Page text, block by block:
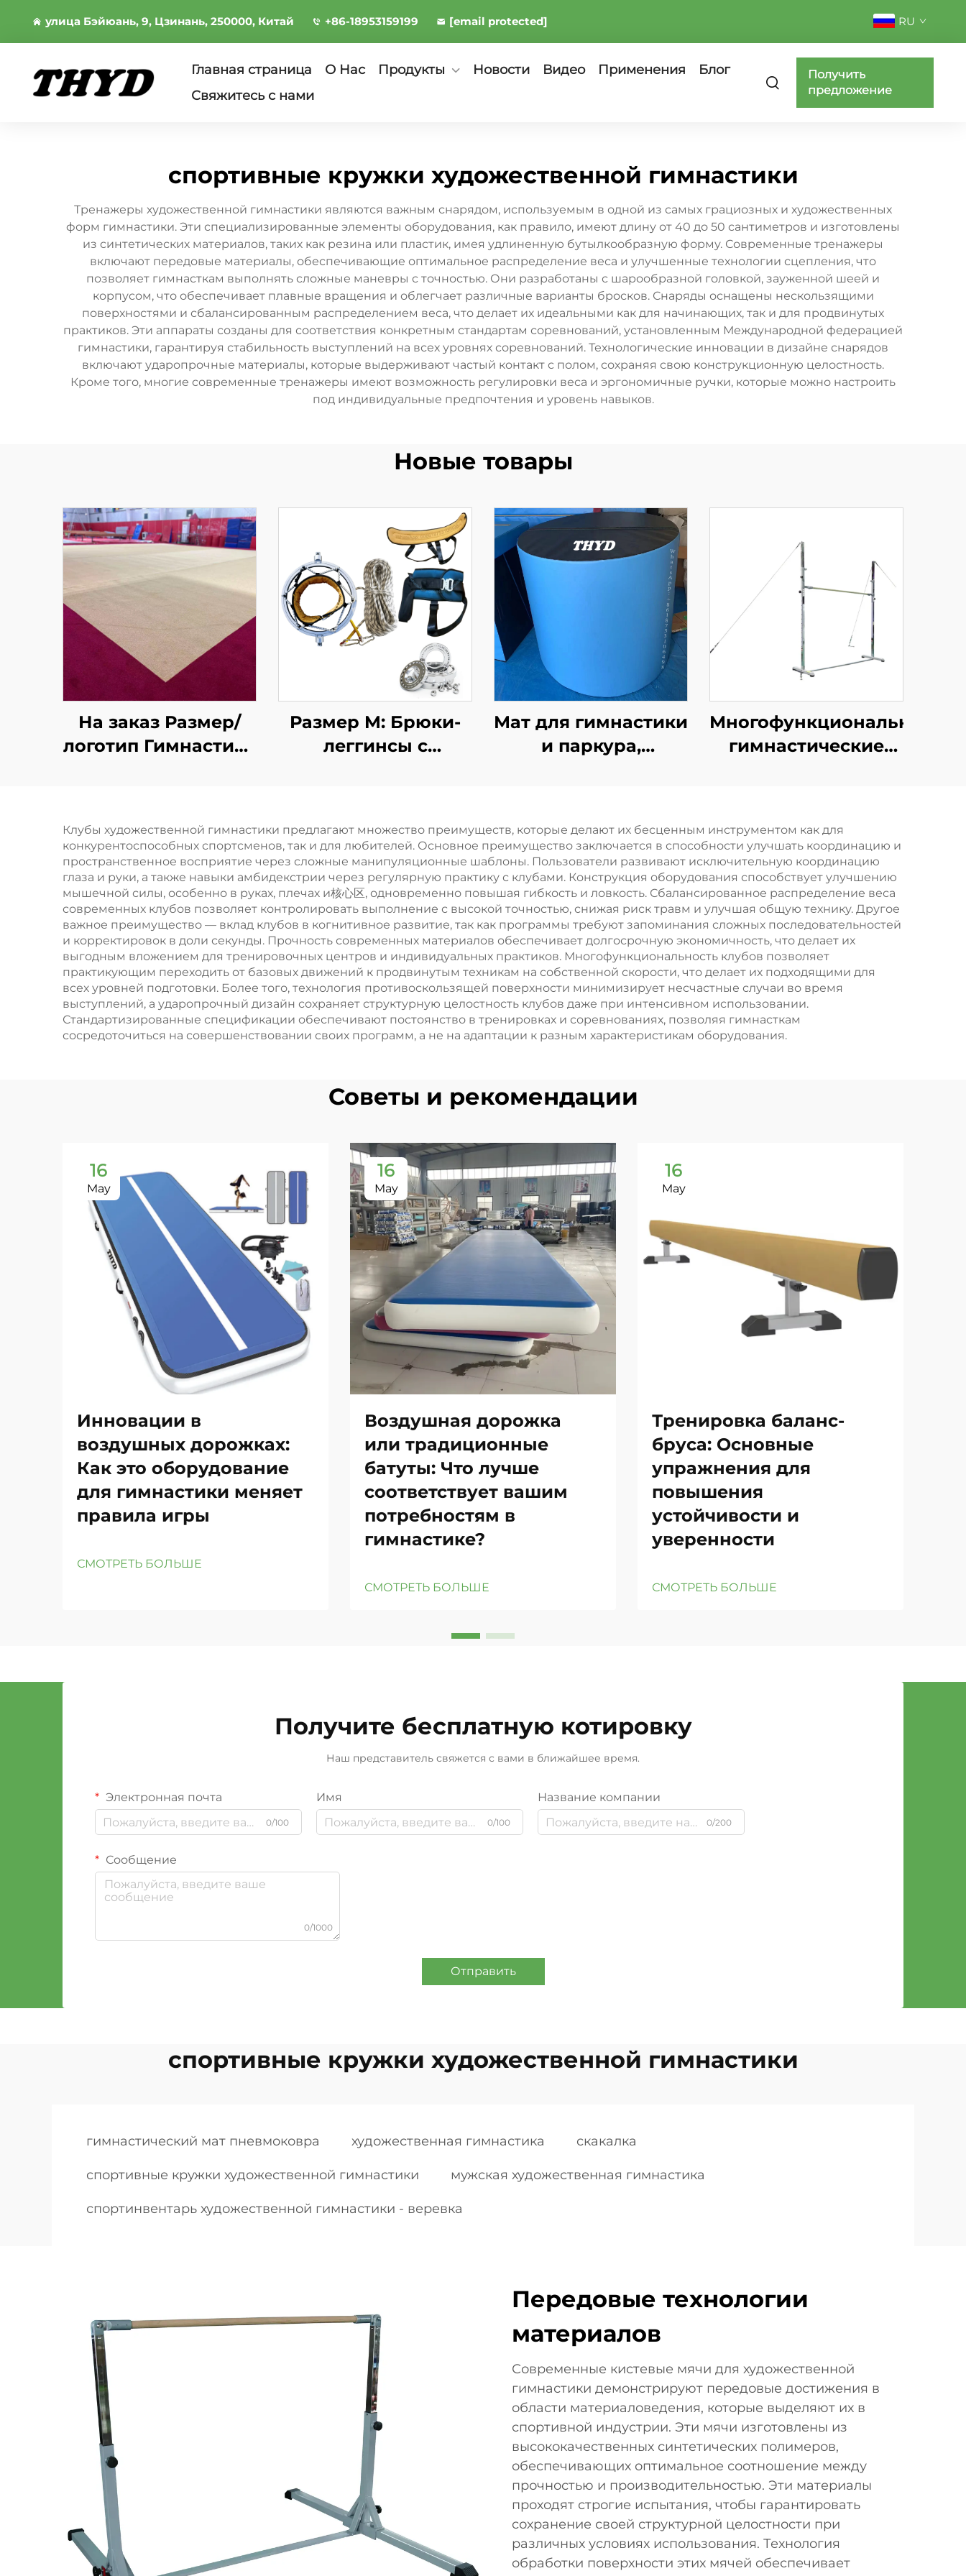
улица Бэйюань, 9, Цзинань, 250000, Китай +86-18953159199 [email protected] RU
Главная страница О Нас Продукты Новости Видео Применения
Блог
Свяжитесь с нами
Получить
предложение
спортивные кружки художественной гимнастики
Тренажеры художественной гимнастики являются важным снарядом, используемым в одной из самых грациозных и художественных
форм гимнастики. Эти специализированные элементы оборудования, как правило, имеют длину от 40 до 50 сантиметров и изготовлены
из синтетических материалов, таких как резина или пластик, имея удлиненную бутылкообразную форму. Современные тренажеры
включают передовые материалы, обеспечивающие оптимальное распределение веса и улучшенные технологии сцепления, что
позволяет гимнасткам выполнять сложные маневры с точностью. Они разработаны с шарообразной головкой, зауженной шеей и
корпусом, что обеспечивает плавные вращения и облегчает различные варианты бросков. Снаряды оснащены нескользящими
поверхностями и сбалансированным распределением веса, что делает их идеальными как для начинающих, так и для продвинутых
практиков. Эти аппараты созданы для соответствия конкретным стандартам соревнований, установленным Международной федерацией
гимнастики, гарантируя стабильность выступлений на всех уровнях соревнований. Технологические инновации в дизайне снарядов
включают ударопрочные материалы, которые выдерживают частый контакт с полом, сохраняя свою конструкционную целостность.
Кроме того, многие современные тренажеры имеют возможность регулировки веса и эргономичные ручки, которые можно настроить
под индивидуальные предпочтения и уровень навыков.
Новые товары
На заказ Размер/
логотип Гимнастика
Опрокидывание
Пружинный Пол
Размер M: Брюки-
леггинсы с
гимнастического
пояса для
кувырков,
трampолина,
прыжков в воду,
резинки и
акробатики
Мат для гимнастики
и паркура,
цилиндр для
детских
спортивных игр и
развлечений
Многофункциональные
гимнастические
асимметричных
брусьях
Спортивное
оборудование
Клубы художественной гимнастики предлагают множество преимуществ, которые делают их бесценным инструментом как для
конкурентоспособных спортсменов, так и для любителей. Основное преимущество заключается в способности улучшать координацию и
пространственное восприятие через сложные манипуляционные шаблоны. Пользователи развивают исключительную координацию
глаза и руки, а также навыки амбидекстрии через регулярную практику с клубами. Конструкция оборудования способствует улучшению
мышечной силы, особенно в руках, плечах и核心区, одновременно повышая гибкость и ловкость. Сбалансированное распределение веса
современных клубов позволяет контролировать выполнение с высокой точностью, снижая риск травм и улучшая общую технику. Другое
важное преимущество — вклад клубов в когнитивное развитие, так как программы требуют запоминания сложных последовательностей
и корректировок в доли секунды. Прочность современных материалов обеспечивает долгосрочную экономичность, что делает их
выгодным вложением для тренировочных центров и индивидуальных практиков. Многофункциональность клубов позволяет
практикующим переходить от базовых движений к продвинутым техникам на собственной скорости, что делает их подходящими для
всех уровней подготовки. Более того, технология противоскользящей поверхности минимизирует несчастные случаи во время
выступлений, а ударопрочный дизайн сохраняет структурную целостность клубов даже при интенсивном использовании.
Стандартизированные спецификации обеспечивают постоянство в тренировках и соревнованиях, позволяя гимнасткам
сосредоточиться на совершенствовании своих программ, а не на адаптации к разным характеристикам оборудования.
Советы и рекомендации
16
May
Инновации в
воздушных дорожках:
Как это оборудование
для гимнастики меняет
правила игры
СМОТРЕТЬ БОЛЬШЕ
16
May
Воздушная дорожка
или традиционные
батуты: Что лучше
соответствует вашим
потребностям в
гимнастике?
СМОТРЕТЬ БОЛЬШЕ
16
May
Тренировка баланс-
бруса: Основные
упражнения для
повышения
устойчивости и
уверенности
СМОТРЕТЬ БОЛЬШЕ
Получите бесплатную котировку
Наш представитель свяжется с вами в ближайшее время.
Электронная почта
0/100
Имя
0/100
Название компании
0/200
Сообщение
0/1000
Отправить
спортивные кружки художественной гимнастики
гимнастический мат пневмоковра художественная гимнастика скакалка
спортивные кружки художественной гимнастики мужская художественная гимнастика
спортинвентарь художественной гимнастики - веревка
Передовые технологии
материалов
Современные кистевые мячи для художественной
гимнастики демонстрируют передовые достижения в
области материаловедения, которые выделяют их в
спортивной индустрии. Эти мячи изготовлены из
высококачественных синтетических полимеров,
обеспечивающих оптимальное соотношение между
прочностью и производительностью. Эти материалы
проходят строгие испытания, чтобы гарантировать
сохранение своей структурной целостности при
различных условиях использования. Технология
обработки поверхности этих мячей обеспечивает